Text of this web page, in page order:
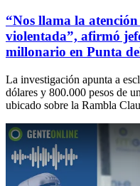
“Nos llama la
violentada”, afirmó
millonario en Punta
La investigación apunta a
dólares y 800.000 pesos de
ubicado sobre la Rambla